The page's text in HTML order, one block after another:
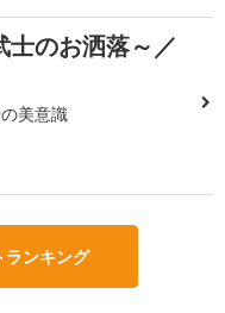
士のお洒落～／
美意識
ランキング